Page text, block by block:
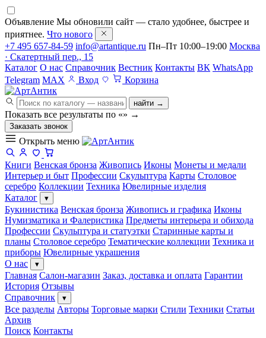
Объявление Мы обновили сайт — стало удобнее, быстрее и
приятнее. Что нового
+7 495 657-84-59 info@artantique.ru Пн–Пт 10:00–19:00 Москва
· Скатертный пер., 15
Каталог О нас Справочник Вестник Контакты ВК WhatsApp
Telegram MAX Вход Корзина
найти →
Показать все результаты по «» →
Заказать звонок
Открыть меню
Книги Венская бронза Живопись Иконы Монеты и медали
Интерьер и быт Профессии Скульптура Карты Столовое
серебро Коллекции Техника Ювелирные изделия
Каталог
▾
Букинистика Венская бронза Живопись и графика Иконы
Нумизматика и Фалеристика Предметы интерьера и обихода
Профессии Скульптура и статуэтки Старинные карты и
планы Столовое серебро Тематические коллекции Техника и
приборы Ювелирные украшения
О нас
▾
Главная Салон-магазин Заказ, доставка и оплата Гарантии
История Отзывы
Справочник
▾
Все разделы Авторы Торговые марки Стили Техники Статьи
Архив
Поиск Контакты